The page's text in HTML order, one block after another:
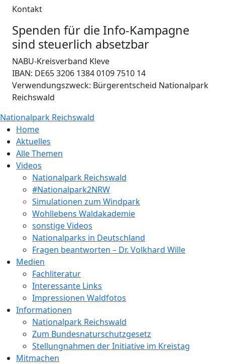
Kontakt
Spenden für die Info-Kampagne
sind steuerlich absetzbar
NABU-Kreisverband Kleve
IBAN: DE65 3206 1384 0109 7510 14
Verwendungszweck: Bürgerentscheid Nationalpark
Reichswald
Nationalpark Reichswald
Home
Aktuelles
Alle Themen
Videos
Nationalpark Reichswald
#Nationalpark2NRW
Simulationen zum Windpark
Wohllebens Waldakademie
sonstige Videos
Nationalparks in Deutschland
Fragen beantworten – Dr. Volkhard Wille
Medien
Fachliteratur
Interessante Links
Impressionen Waldfotos
Informationen
Nationalpark Reichswald
Zum Bundesnaturschutzgesetz
Stellungnahmen der Initiative im Kreistag
Mitmachen